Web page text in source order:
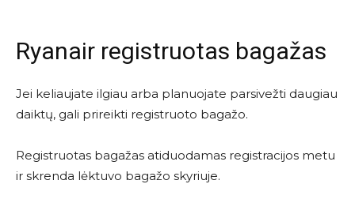
Ryanair registruotas bagažas
Jei keliaujate ilgiau arba planuojate parsivežti daugiau
daiktų, gali prireikti registruoto bagažo.
Registruotas bagažas atiduodamas registracijos metu
ir skrenda lėktuvo bagažo skyriuje.